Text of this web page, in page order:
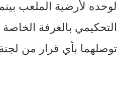
لوحده لأرضية الملعب
التحكيمي بالغرفة
توصلهما بأي قرار من